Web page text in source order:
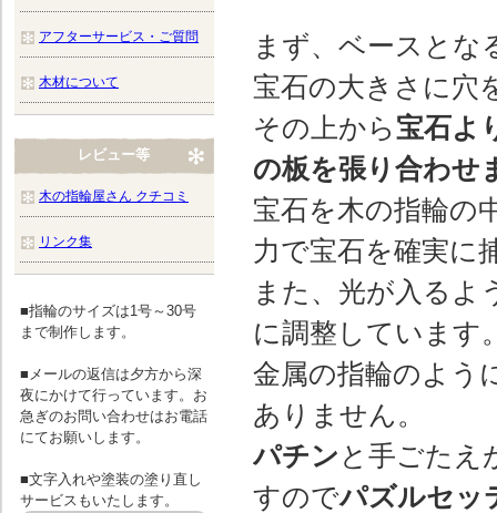
まず、ベースとな
宝石の大きさに穴
その上から 宝石よ
の板を張り合わせ
宝石を木の指輪の
力で宝石を確実に
また、光が入るよ
に調整しています
金属の指輪のよう
ありません。
パチン と手ごたえ
すのでパズルセッ
アフターサービス・ご質問
木材について
レビュー等
木の指輪屋さん クチコミ
リンク集
■指輪のサイズは1号～30号
まで制作します。
■メールの返信は夕方から深
夜にかけて行っています。お
急ぎのお問い合わせはお電話
にてお願いします。
■文字入れや塗装の塗り直し
サービスもいたします。